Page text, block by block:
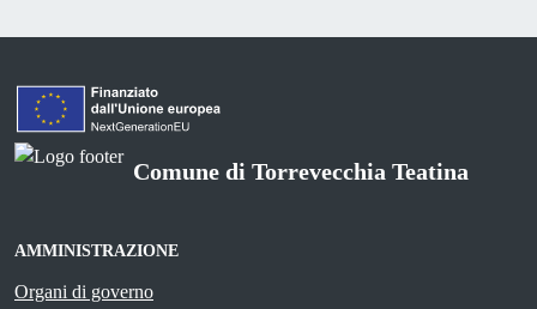
Comune di Torrevecchia Teatina
AMMINISTRAZIONE
Organi di governo